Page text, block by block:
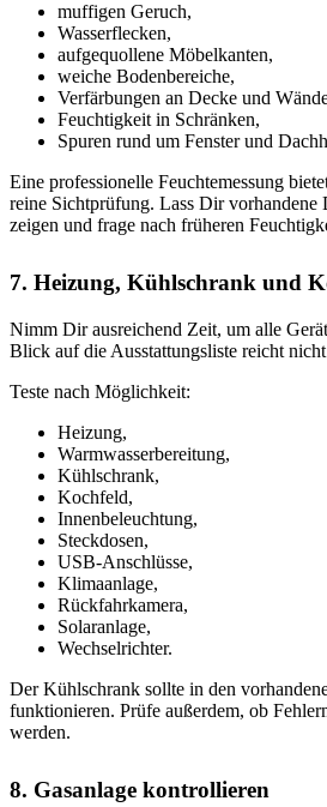
muffigen Geruch,
Wasserflecken,
aufgequollene Möbelkanten,
weiche Bodenbereiche,
Verfärbungen an Decke und
Feuchtigkeit in Schränken,
Spuren rund um Fenster und
Eine professionelle Feuchtemessung
reine Sichtprüfung. Lass Dir vorhandene
zeigen und frage nach früheren
7. Heizung, Kühlschrank und
Nimm Dir ausreichend Zeit, um alle
Blick auf die Ausstattungsliste reicht nicht
Teste nach Möglichkeit:
Heizung,
Warmwasserbereitung,
Kühlschrank,
Kochfeld,
Innenbeleuchtung,
Steckdosen,
USB-Anschlüsse,
Klimaanlage,
Rückfahrkamera,
Solaranlage,
Wechselrichter.
Der Kühlschrank sollte in den
funktionieren. Prüfe außerdem, ob
werden.
8. Gasanlage kontrollieren